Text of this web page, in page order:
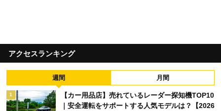
アクセスランキング
週間 月間
1
【カー用品店】売れているレーダー探知機TOP10
｜安全運転をサポートする人気モデルは？【2026